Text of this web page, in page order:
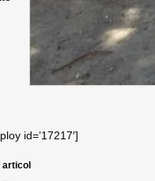
id=’17217′]